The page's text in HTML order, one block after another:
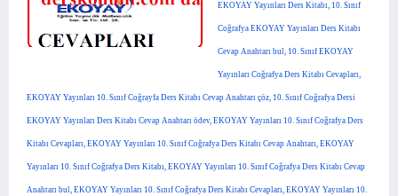
EKOYAY Yayınları Ders Kitabı, 10. Sınıf
Coğrafya EKOYAY Yayınları Ders Kitabı
Cevap Anahtarı bul, 10. Sınıf EKOYAY
Yayınları Coğrafya Ders Kitabı Cevapları,
EKOYAY Yayınları 10. Sınıf Coğrayfa Ders Kitabı Cevap Anahtarı çöz, 10. Sınıf Coğrafya Dersi
EKOYAY Yayınları Ders Kitabı Cevap Anahtarı ödev, EKOYAY Yayınları 10. Sınıf Coğrafya Ders
Kitabı Cevapları, EKOYAY Yayınları 10. Sınıf Coğrafya Ders Kitabı Cevap Anahtarı, EKOYAY
Yayınları 10. Sınıf Coğrafya Ders Kitabı, EKOYAY Yayınları 10. Sınıf Coğrafya Ders Kitabı Cevap
Anahtarı bul, EKOYAY Yayınları 10. Sınıf Coğrafya Ders Kitabı Cevapları, EKOYAY Yayınları 10.